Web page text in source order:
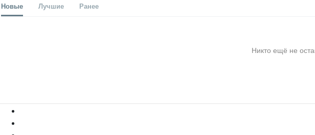
Новые Лучшие Ранее
Никто ещё не